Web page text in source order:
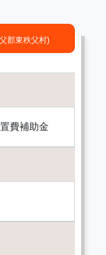
郡東秩父村)
費補助金